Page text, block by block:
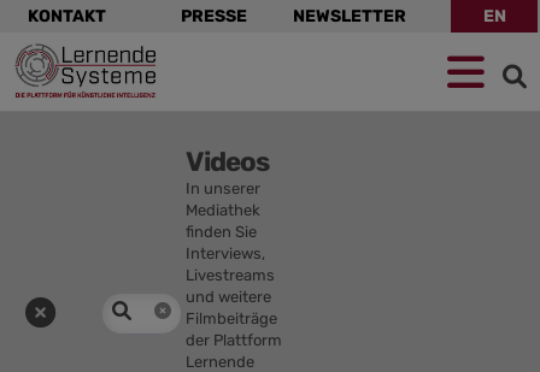
Zur
Navigation
springen
Zum
Hauptinhalt
springen
Zum
Footer
springen
überspringen
KONTAKT PRESSE NEWSLETTER EN
Medien
suchen
Eingabe
löschen
Videos
In unserer
Mediathek
finden Sie
Interviews,
Livestreams
und weitere
Filmbeiträge
der Plattform
Lernende